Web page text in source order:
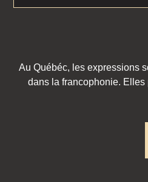
Au Québéc, les expressions
dans la francophonie.